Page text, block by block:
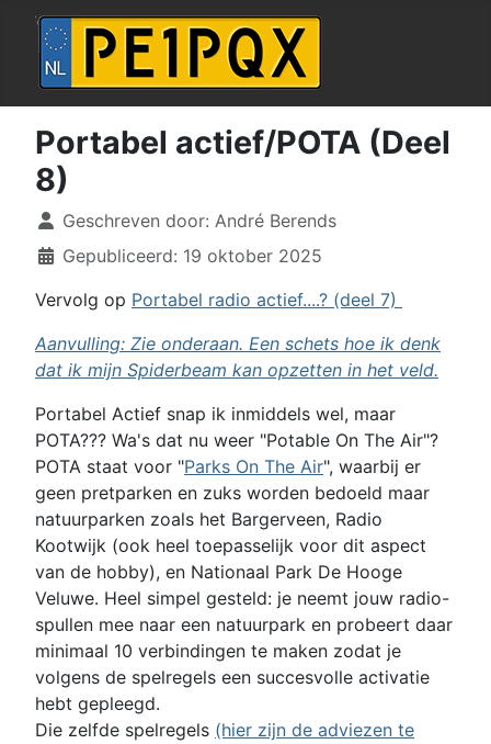
Portabel actief/POTA (Deel
8)
DetailsGeschreven door: André Berends
Gepubliceerd: 19 oktober 2025
Vervolg op Portabel radio actief....? (deel 7)
Aanvulling: Zie onderaan. Een schets hoe ik denk
dat ik mijn Spiderbeam kan opzetten in het veld.
Portabel Actief snap ik inmiddels wel, maar
POTA??? Wa's dat nu weer "Potable On The Air"?
POTA staat voor "Parks On The Air", waarbij er
geen pretparken en zuks worden bedoeld maar
natuurparken zoals het Bargerveen, Radio
Kootwijk (ook heel toepasselijk voor dit aspect
van de hobby), en Nationaal Park De Hooge
Veluwe. Heel simpel gesteld: je neemt jouw radio-
spullen mee naar een natuurpark en probeert daar
minimaal 10 verbindingen te maken zodat je
volgens de spelregels een succesvolle activatie
hebt gepleegd.
Die zelfde spelregels (hier zijn de adviezen te